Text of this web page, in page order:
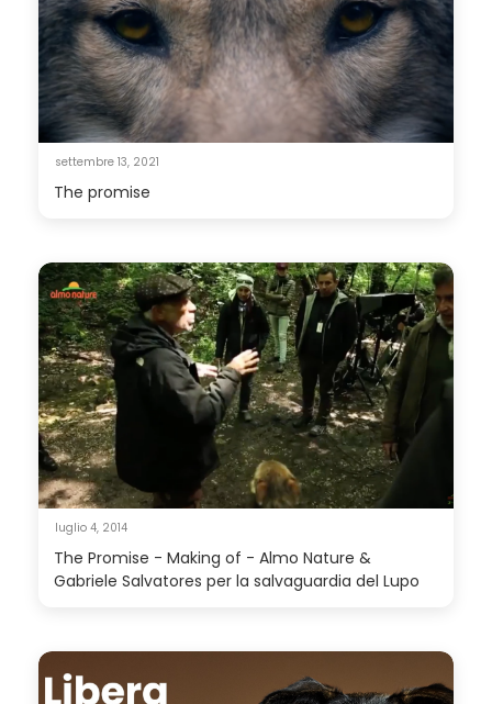
settembre 13, 2021
The promise
luglio 4, 2014
The Promise - Making of - Almo Nature &
Gabriele Salvatores per la salvaguardia del Lupo